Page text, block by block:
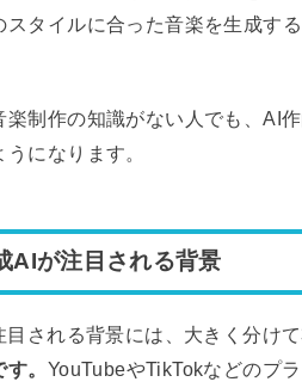
スタイルに合った音楽を生成する
楽制作の知識がない人でも、AI
になります。
AIが注目される背景
される背景には、大きく分け
。 YouTubeやTikTokなどのプ